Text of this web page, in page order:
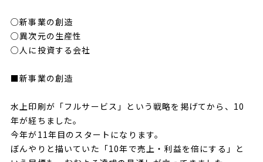
○新事業の創造
○異次元の生産性
○人に投資する会社
■新事業の創造
水上印刷が「フルサービス」という戦略を掲げてから、10
年が経ちました。
今年が11年目のスタートになります。
ぼんやりと描いていた「10年で売上・利益を倍にする」と